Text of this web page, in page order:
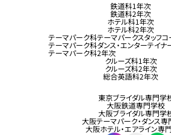
鉄道科1年次
鉄道科2年次
ホテル科1年次
ホテル科2年次
テーマパーク科テーマパークスタッフ
テーマパーク科ダンス・エンターテイ
テーマパーク科2年次
クルーズ科1年次
クルーズ科2年次
総合英語科2年次
東京ブライダル専門学
大阪鉄道専門学校
大阪ブライダル専門学
大阪テーマパーク・ダンス
大阪ホテル・エアライン専